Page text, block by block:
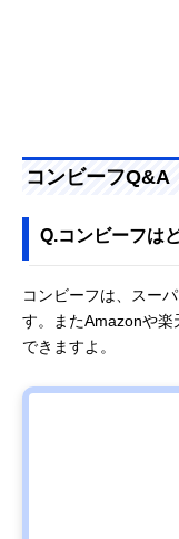
コンビーフQ&A
Q.コンビーフは
コンビーフは、スー
す。またAmazonや楽
できますよ。